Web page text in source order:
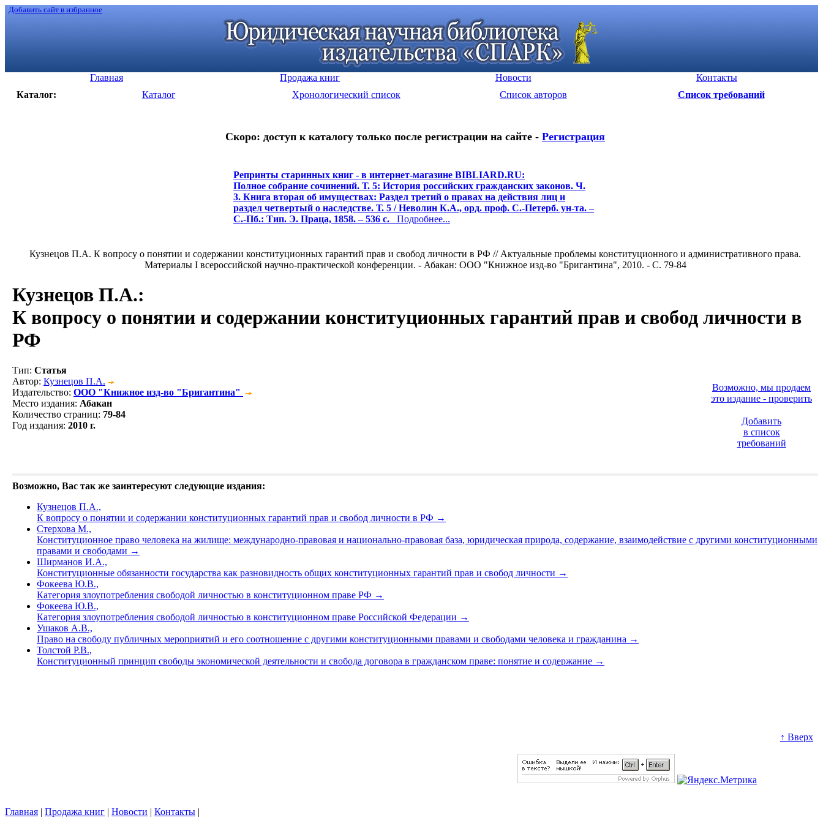
Добавить сайт в избранное
Главная Продажа книг Новости
Контакты
Каталог:
Каталог Хронологический список Список авторов Список требований
Скоро: доступ к каталогу только после регистрации на сайте - Регистрация
Репринты старинных книг - в интернет-магазине BIBLIARD.RU:
Полное собрание сочинений. Т. 5: История российских гражданских законов. Ч.
3. Книга вторая об имуществах: Раздел третий о правах на действия лиц и
раздел четвертый о наследстве. Т. 5 / Неволин К.А., орд. проф. С.-Петерб. ун-та. –
С.-Пб.: Тип. Э. Праца, 1858. – 536 с. Подробнее...
Кузнецов П.А. К вопросу о понятии и содержании конституционных гарантий прав и свобод личности в РФ // Актуальные проблемы конституционного и административного права.
Материалы I всероссийской научно-практической конференции. - Абакан: ООО "Книжное изд-во "Бригантина", 2010. - С. 79-84
Кузнецов П.А.:
К вопросу о понятии и содержании конституционных гарантий прав и свобод личности в
РФ
Тип: Статья
Автор: Кузнецов П.А.
Издательство: ООО "Книжное изд-во "Бригантина"
Место издания: Абакан
Количество страниц: 79-84
Год издания: 2010 г.
Возможно, мы продаем
это издание - проверить
Добавить
в список
требований
Возможно, Вас так же заинтересуют следующие издания:
Кузнецов П.А.,
К вопросу о понятии и содержании конституционных гарантий прав и свобод личности в РФ →
Стерхова М.,
Конституционное право человека на жилище: международно-правовая и национально-правовая база, юридическая природа, содержание, взаимодействие с другими конституционными
правами и свободами →
Ширманов И.А.,
Конституционные обязанности государства как разновидность общих конституционных гарантий прав и свобод личности →
Фокеева Ю.В.,
Категория злоупотребления свободой личностью в конституционном праве РФ →
Фокеева Ю.В.,
Категория злоупотребления свободой личностью в конституционном праве Российской Федерации →
Ушаков А.В.,
Право на свободу публичных мероприятий и его соотношение с другими конституционными правами и свободами человека и гражданина →
Толстой Р.В.,
Конституционный принцип свободы экономической деятельности и свобода договора в гражданском праве: понятие и содержание →
↑ Вверх
Главная | Продажа книг | Новости | Контакты |